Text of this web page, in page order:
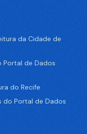
da Cidade de
Portal de Dados
do Recife
do Portal de Dados